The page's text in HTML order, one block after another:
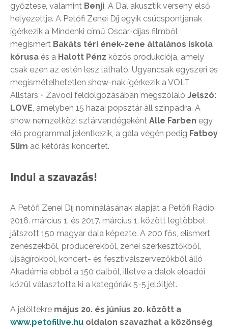
győztese, valamint Benji , A Dal akusztik verseny első
helyezettje. A Petőfi Zenei Díj egyik csúcspontjának
ígérkezik a Mindenki című Oscar-díjas filmből
megismert Bakáts téri ének-zene általános iskola
kórusa és a Halott Pénz közös produkciója, amely
csak ezen az estén lesz látható. Ugyancsak egyszeri és
megismételhetetlen show-nak ígérkezik a VOLT
Allstars + Zavodi feldolgozásában megszólaló Jelszó:
LOVE , amelyben 15 hazai popsztár áll színpadra. A
show nemzetközi sztárvendégeként Alle Farben egy
élő programmal jelentkezik, a gála végén pedig Fatboy
Slim ad kétórás koncertet.
Indul a szavazás!
A Petőfi Zenei Díj nominálásának alapját a Petőfi Rádió
2016. március 1. és 2017. március 1. között legtöbbet
játszott 150 magyar dala képezte. A 200 fős, elismert
zenészekből, producerekből, zenei szerkesztőkből,
újságírókból, koncert- és fesztiválszervezőkből álló
Akadémia ebből a 150 dalból, illetve a dalok előadói
közül választotta ki a kategóriák 5-5 jelöltjét.
A jelöltekre május 20. és június 20. között a
www.petofilive.hu oldalon szavazhat a közönség